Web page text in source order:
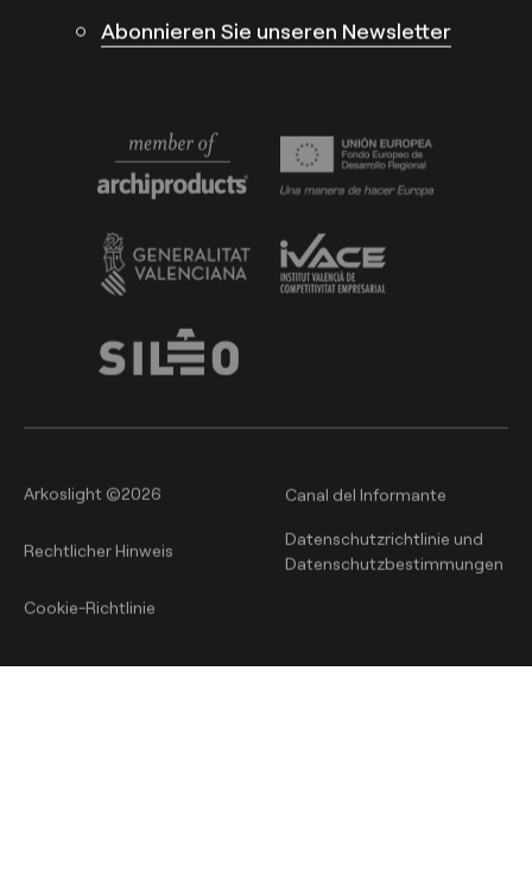
Abonnieren Sie unseren Newsletter
Arkoslight ©2026 Canal del Informante
Rechtlicher Hinweis
Datenschutzrichtlinie und
Datenschutzbestimmungen
Cookie-Richtlinie